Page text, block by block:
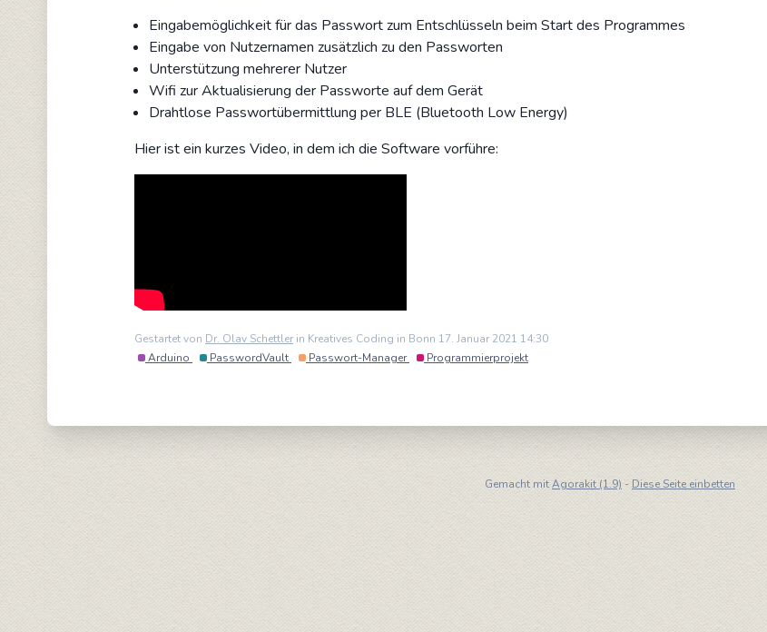
Eingabemöglichkeit für das Passwort zum Entschlüsseln beim Start des Programmes
Eingabe von Nutzernamen zusätzlich zu den Passworten
Unterstützung mehrerer Nutzer
Wifi zur Aktualisierung der Passworte auf dem Gerät
Drahtlose Passwortübermittlung per BLE (Bluetooth Low Energy)
Hier ist ein kurzes Video, in dem ich die Software vorführe:
Gestartet von Dr. Olav Schettler in Kreatives Coding in Bonn 17. Januar 2021 14:30
Arduino
PasswordVault Passwort-Manager Programmierprojekt
Gemacht mitAgorakit (1.9) - Diese Seite einbetten